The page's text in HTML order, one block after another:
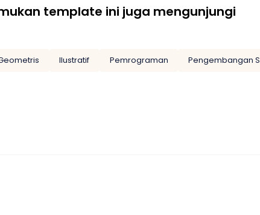
template ini juga mengunjungi
Ilustratif Pemrograman
Pengembangan